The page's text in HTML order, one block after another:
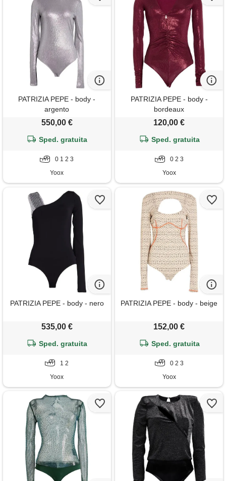
PATRIZIA PEPE - body -
argento
550,00 €
Sped. gratuita
0 1 2 3
Yoox
PATRIZIA PEPE - body -
bordeaux
120,00 €
Sped. gratuita
0 2 3
Yoox
PATRIZIA PEPE - body - nero
535,00 €
Sped. gratuita
1 2
Yoox
PATRIZIA PEPE - body - beige
152,00 €
Sped. gratuita
0 2 3
Yoox